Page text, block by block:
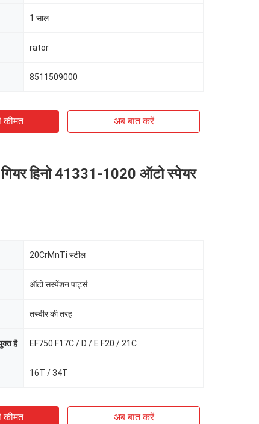
1 साल
rator
8511509000
कीमत अब बात करें
गियर हिनो 41331-1020 ऑटो स्पेयर
20CrMnTi स्टील
ऑटो सस्पेंशन पार्ट्स
तस्वीर की तरह
है EF750 F17C / D / E F20 / 21C
16T / 34T
कीमत अब बात करें